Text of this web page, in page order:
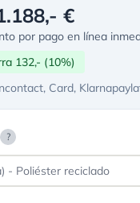
€
por pago en línea
132,- (10%)
Card,
?